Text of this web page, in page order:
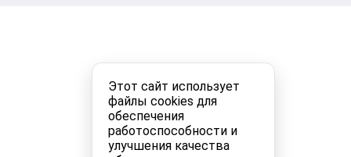
Этот сайт использует
файлы cookies для
обеспечения
работоспособности и
улучшения качества